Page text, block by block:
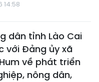
14:58
dân tỉnh Lào Cai
với Đảng ủy xã
về phát triển
nông dân,